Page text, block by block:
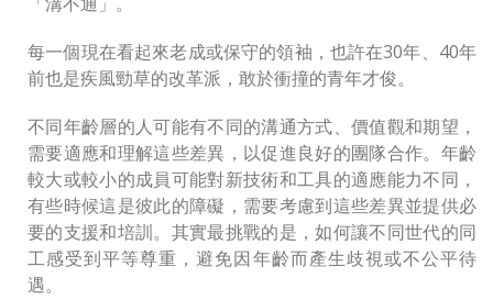
每一個現在看起來老成或保守的領袖，也許在30年、40年
前也是疾風勁草的改革派，敢於衝撞的青年才俊。
不同年齡層的人可能有不同的溝通方式、價值觀和期望，
需要適應和理解這些差異，以促進良好的團隊合作。年齡
較大或較小的成員可能對新技術和工具的適應能力不同，
有些時候這是彼此的障礙，需要考慮到這些差異並提供必
要的支援和培訓。其實最挑戰的是，如何讓不同世代的同
工感受到平等尊重，避免因年齡而產生歧視或不公平待
遇。